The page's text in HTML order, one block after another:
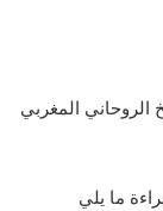
الروحاني المغربي
ما يلي